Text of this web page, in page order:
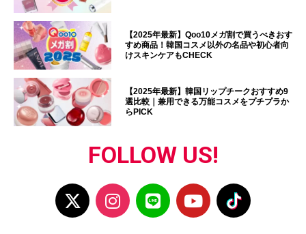
【2025年最新】Qoo10メガ割で買うべきおす
すめ商品！韓国コスメ以外の名品や初心者向
けスキンケアもCHECK
【2025年最新】韓国リップチークおすすめ9
選比較｜兼用できる万能コスメをプチプラか
らPICK
FOLLOW US!